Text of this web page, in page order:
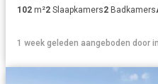
102 m²2 Slaapkamers2 Badkamers
1 week geleden aangeboden door